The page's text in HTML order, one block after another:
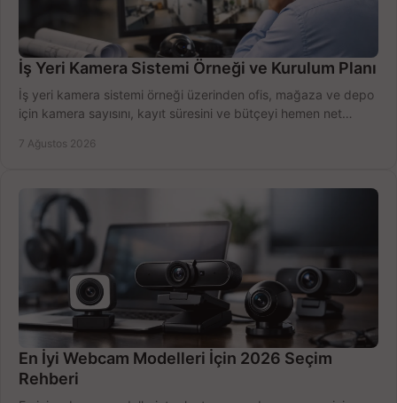
İş Yeri Kamera Sistemi Örneği ve Kurulum Planı
İş yeri kamera sistemi örneği üzerinden ofis, mağaza ve depo
için kamera sayısını, kayıt süresini ve bütçeyi hemen net
7 Ağustos 2026
En İyi Webcam Modelleri İçin 2026 Seçim
Rehberi